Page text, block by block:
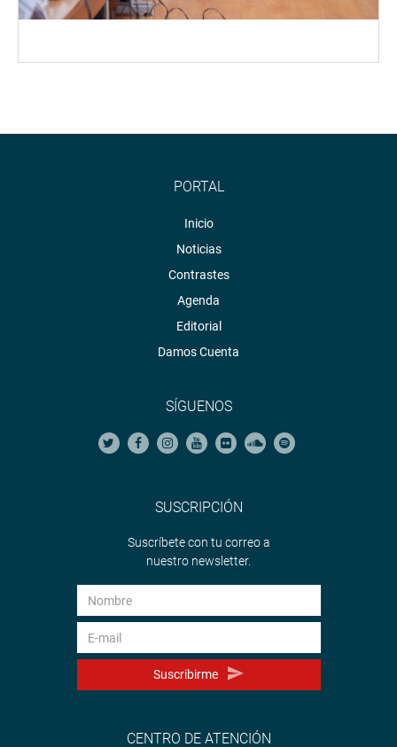
PORTAL
Inicio
Noticias
Contrastes
Agenda
Editorial
Damos Cuenta
SÍGUENOS
SUSCRIPCIÓN
Suscríbete con tu correo a
nuestro newsletter.
Suscribirme
CENTRO DE ATENCIÓN